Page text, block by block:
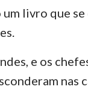
livro que
e os
nas